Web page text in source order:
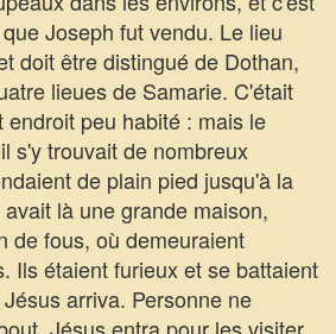
Joseph fut vendu. Le lieu
doit être distingué de Dothan,
lieues de Samarie. C'était
endroit peu habité : mais le
s'y trouvait de nombreux
de plain pied jusqu'à la
là une grande maison,
de fous, où demeuraient
Ils étaient furieux et se battaient
arriva. Personne ne